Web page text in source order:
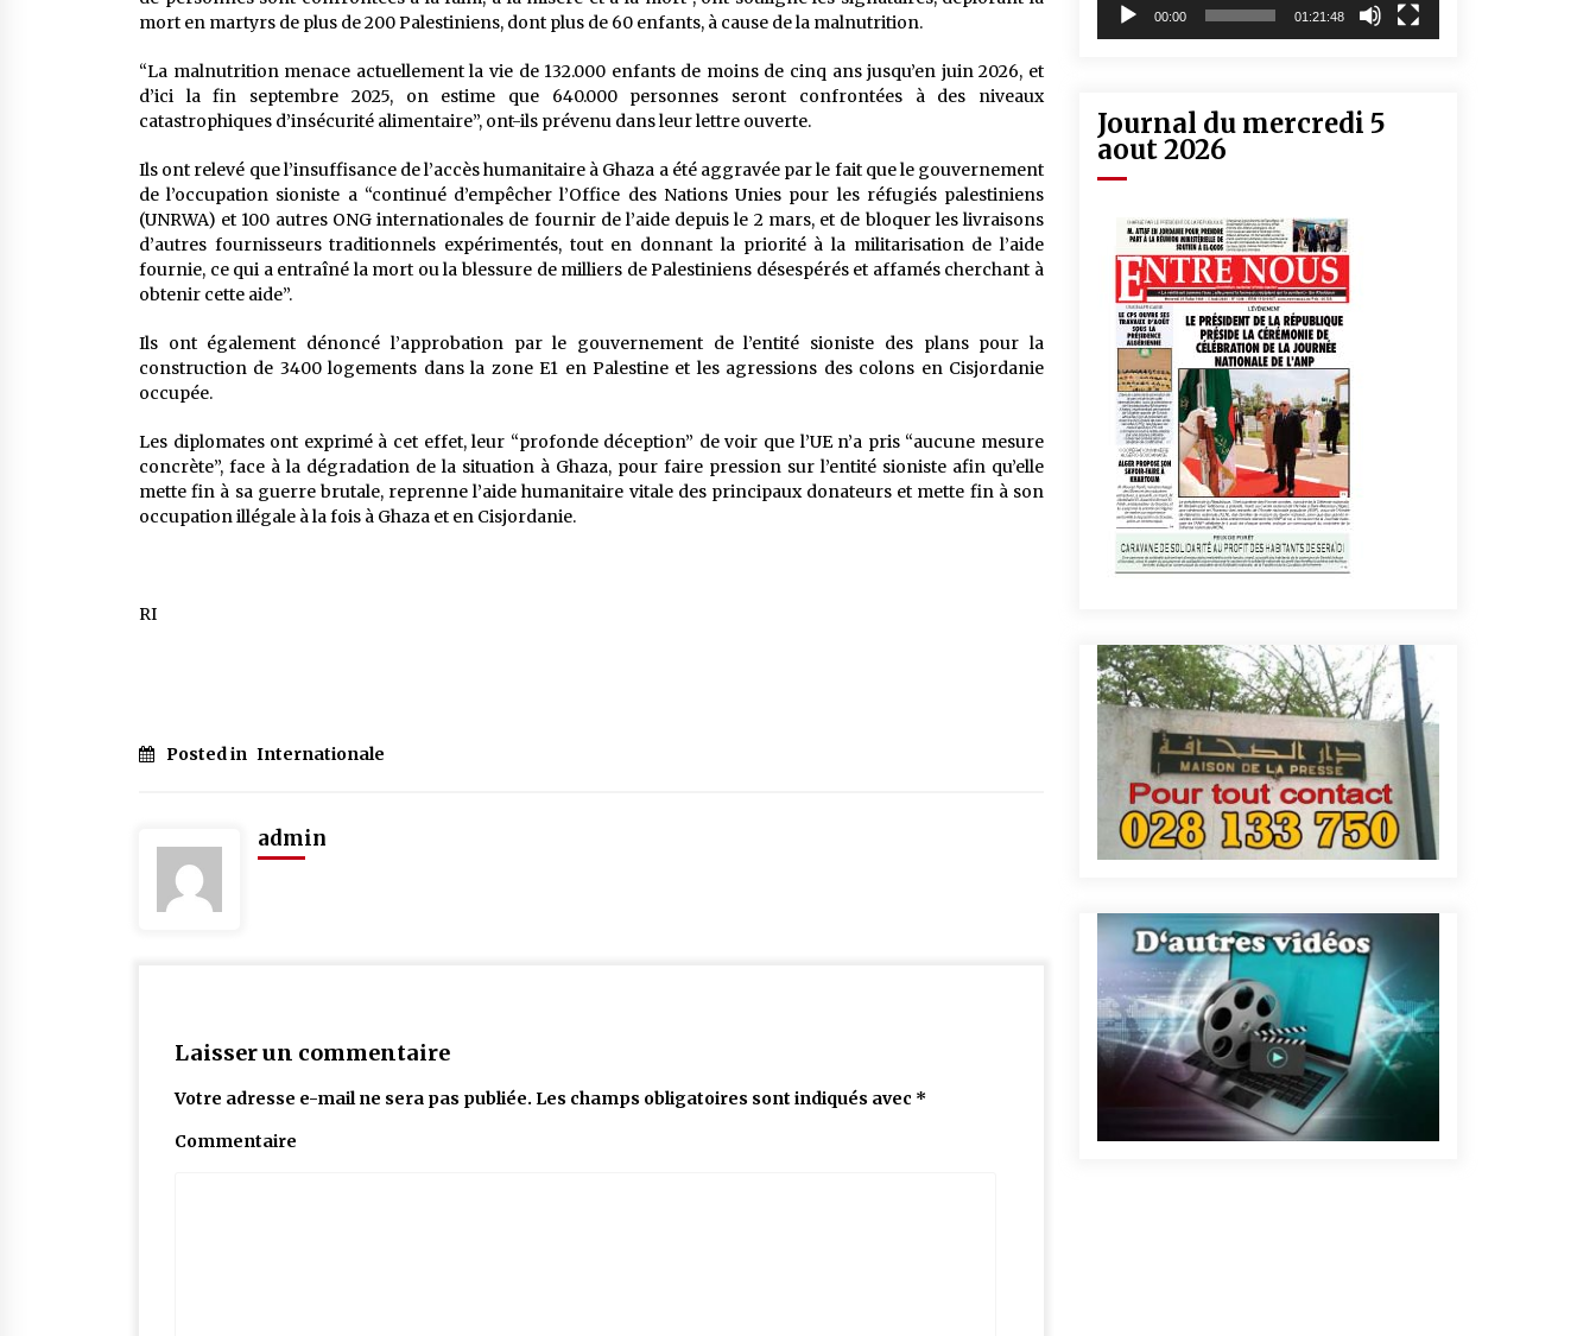
mort en martyrs de plus de 200 Palestiniens, dont plus de 60 enfants, à cause de la malnutrition.
“La malnutrition menace actuellement la vie de 132.000 enfants de moins de cinq ans jusqu’en juin 2026, et
d’ici la fin septembre 2025, on estime que 640.000 personnes seront confrontées à des niveaux
catastrophiques d’insécurité alimentaire”, ont-ils prévenu dans leur lettre ouverte.
Ils ont relevé que l’insuffisance de l’accès humanitaire à Ghaza a été aggravée par le fait que le gouvernement
de l’occupation sioniste a “continué d’empêcher l’Office des Nations Unies pour les réfugiés palestiniens
(UNRWA) et 100 autres ONG internationales de fournir de l’aide depuis le 2 mars, et de bloquer les livraisons
d’autres fournisseurs traditionnels expérimentés, tout en donnant la priorité à la militarisation de l’aide
fournie, ce qui a entraîné la mort ou la blessure de milliers de Palestiniens désespérés et affamés cherchant à
obtenir cette aide”.
Ils ont également dénoncé l’approbation par le gouvernement de l’entité sioniste des plans pour la
construction de 3400 logements dans la zone E1 en Palestine et les agressions des colons en Cisjordanie
occupée.
Les diplomates ont exprimé à cet effet, leur “profonde déception” de voir que l’UE n’a pris “aucune mesure
concrète”, face à la dégradation de la situation à Ghaza, pour faire pression sur l’entité sioniste afin qu’elle
mette fin à sa guerre brutale, reprenne l’aide humanitaire vitale des principaux donateurs et mette fin à son
occupation illégale à la fois à Ghaza et en Cisjordanie.
RI
Posted in Internationale
admin
Laisser un commentaire
Votre adresse e-mail ne sera pas publiée. Les champs obligatoires sont indiqués avec *
Commentaire
00:00 01:21:48
Journal du mercredi 5
aout 2026